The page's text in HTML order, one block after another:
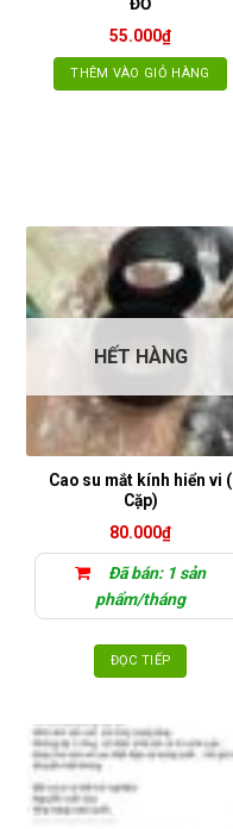
55.000₫
THÊM VÀO GIỎ HÀNG
HẾT HÀNG
Cao su mắt kính hiển vi (
Cặp)
80.000₫
Đã bán: 1 sản
phẩm/tháng
ĐỌC TIẾP